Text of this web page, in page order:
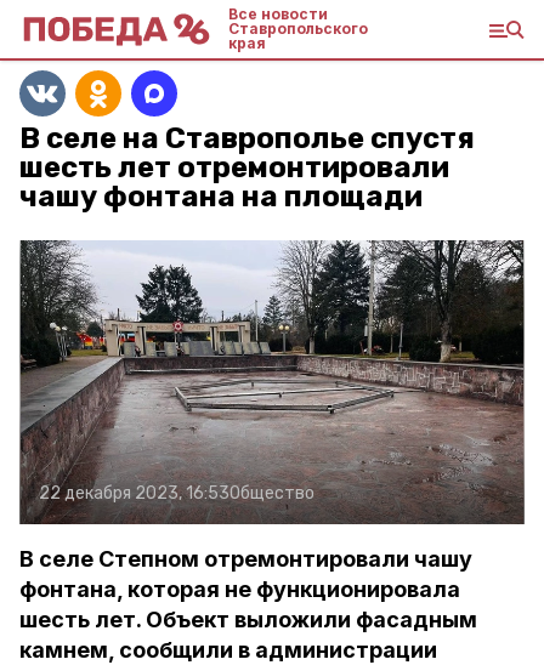
Все новости
Ставропольского
края
В селе на Ставрополье спустя
шесть лет отремонтировали
чашу фонтана на площади
22 декабря 2023, 16:53Общество
В селе Степном отремонтировали чашу
фонтана, которая не функционировала
шесть лет. Объект выложили фасадным
камнем, сообщили в администрации